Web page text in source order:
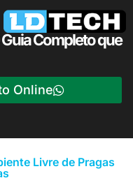
Guia Completo que
Online
Livre de Pragas